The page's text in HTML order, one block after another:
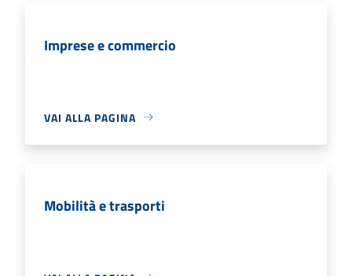
Imprese e commercio
VAI ALLA PAGINA
Mobilità e trasporti